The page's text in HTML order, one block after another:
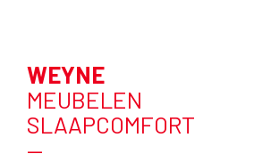
WEYNE
MEUBELEN
SLAAPCOMFORT